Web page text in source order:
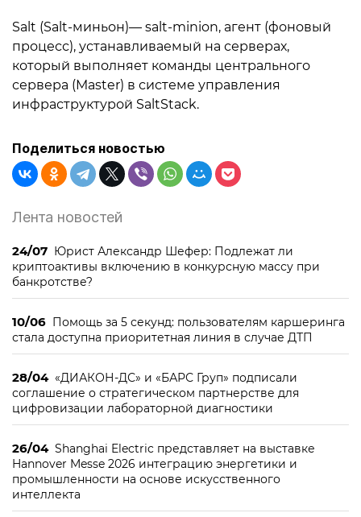
Salt (Salt-миньон)— salt-minion, агент (фоновый
процесс), устанавливаемый на серверах,
который выполняет команды центрального
сервера (Master) в системе управления
инфраструктурой SaltStack.
Поделиться новостью
Лента новостей
24/07 Юрист Александр Шефер: Подлежат ли
криптоактивы включению в конкурсную массу при
банкротстве?
10/06 Помощь за 5 секунд: пользователям каршеринга
стала доступна приоритетная линия в случае ДТП
28/04 «ДИАКОН-ДС» и «БАРС Груп» подписали
соглашение о стратегическом партнерстве для
цифровизации лабораторной диагностики
26/04 Shanghai Electric представляет на выставке
Hannover Messe 2026 интеграцию энергетики и
промышленности на основе искусственного
интеллекта